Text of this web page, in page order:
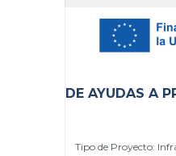
DE AYUDAS A
Tipo de Proyecto: